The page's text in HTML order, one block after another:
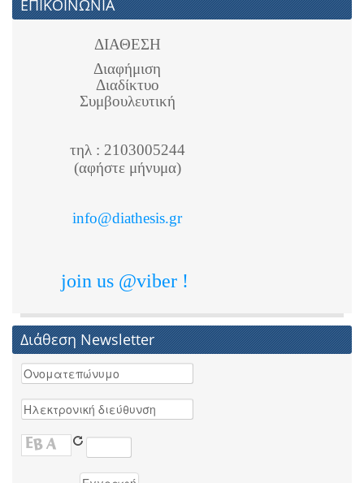
ΕΠΙΚΟΙΝΩΝΙΑ
ΔΙΑΘΕΣΗ
Διαφήμιση
Διαδίκτυο
Συμβουλευτική
τηλ : 2103005244
(αφήστε μήνυμα)
info@diathesis.gr
join us @viber !
Διάθεση Newsletter